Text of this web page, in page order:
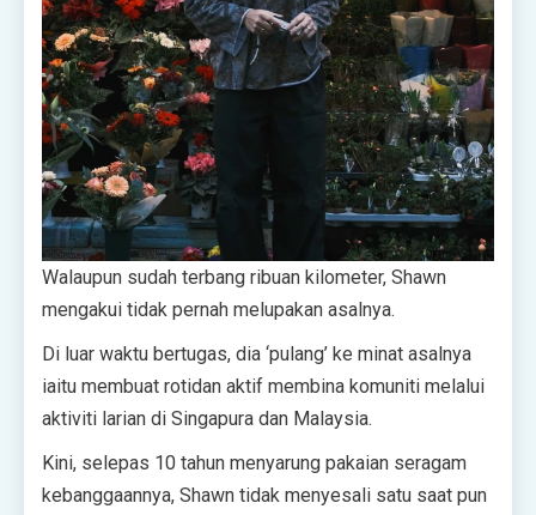
Walaupun sudah terbang ribuan kilometer, Shawn
mengakui tidak pernah melupakan asalnya.
Di luar waktu bertugas, dia ‘pulang’ ke minat asalnya
iaitu membuat rotidan aktif membina komuniti melalui
aktiviti larian di Singapura dan Malaysia.
Kini, selepas 10 tahun menyarung pakaian seragam
kebanggaannya, Shawn tidak menyesali satu saat pun